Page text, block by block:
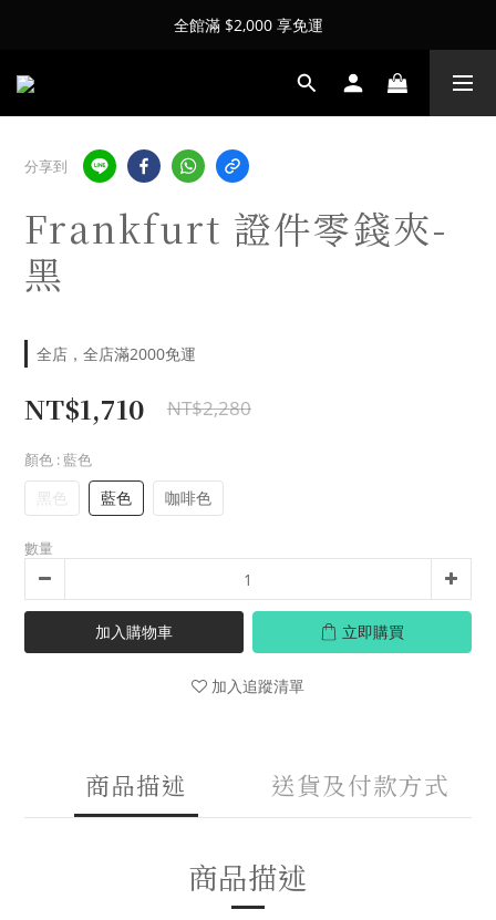
全館滿 $2,000 享免運
分享到
Frankfurt 證件零錢夾-
黑
全店，全店滿2000免運
NT$1,710 NT$2,280
顏色 : 藍色
黑色 藍色 咖啡色
數量
加入購物車 立即購買
加入追蹤清單
商品描述 送貨及付款方式
商品描述